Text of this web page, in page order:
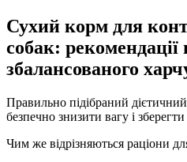
Сухий корм для
собак: рекомендації
збалансованого
Правильно підібраний
безпечно знизити вагу і
Чим же відрізняються раціони